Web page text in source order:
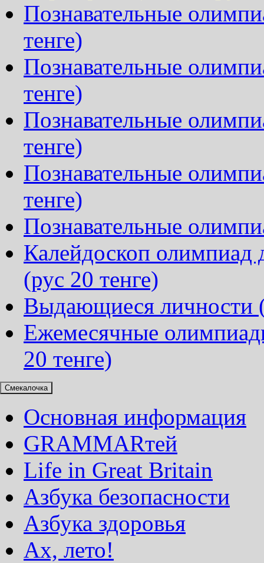
Познавательные
тенге)
Познавательные
тенге)
Познавательные
тенге)
Познавательные
тенге)
Познавательные
Калейдоскоп олимпиад
(рус 20 тенге)
Выдающиеся личности
Ежемесячные
20 тенге)
Смекалочка
Основная информация
GRAMMARтей
Life in Great Britain
Азбука безопасности
Азбука здоровья
Ах, лето!